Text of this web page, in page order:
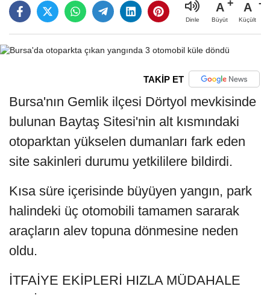
Dinle
A
Büyüt
A
Küçült
TAKİP ET
Bursa'nın Gemlik ilçesi Dörtyol mevkisinde
bulunan Baytaş Sitesi'nin alt kısmındaki
otoparktan yükselen dumanları fark eden
site sakinleri durumu yetkililere bildirdi.
Kısa süre içerisinde büyüyen yangın, park
halindeki üç otomobili tamamen sararak
araçların alev topuna dönmesine neden
oldu.
İTFAİYE EKİPLERİ HIZLA MÜDAHALE